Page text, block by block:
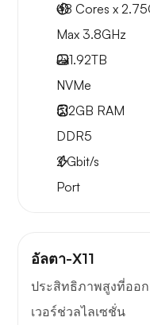
48 Cores x
Max 3.8GHz
2x1.92TB
NVMe
512GB RAM
DDR5
2Gbit/s
Port
อัลตา-X11
ประสิทธิภาพสูงที่ออ
เวอร์ช่วลไลเซชั่น